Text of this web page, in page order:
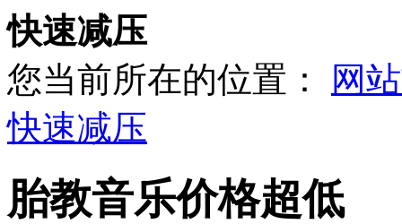
快速减压
您当前所在的位置：
网
快速减压
胎教音乐价格超低